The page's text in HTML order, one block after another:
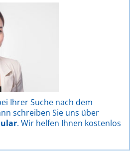
Ihrer Suche nach dem
schreiben Sie uns über
. Wir helfen Ihnen kostenlos